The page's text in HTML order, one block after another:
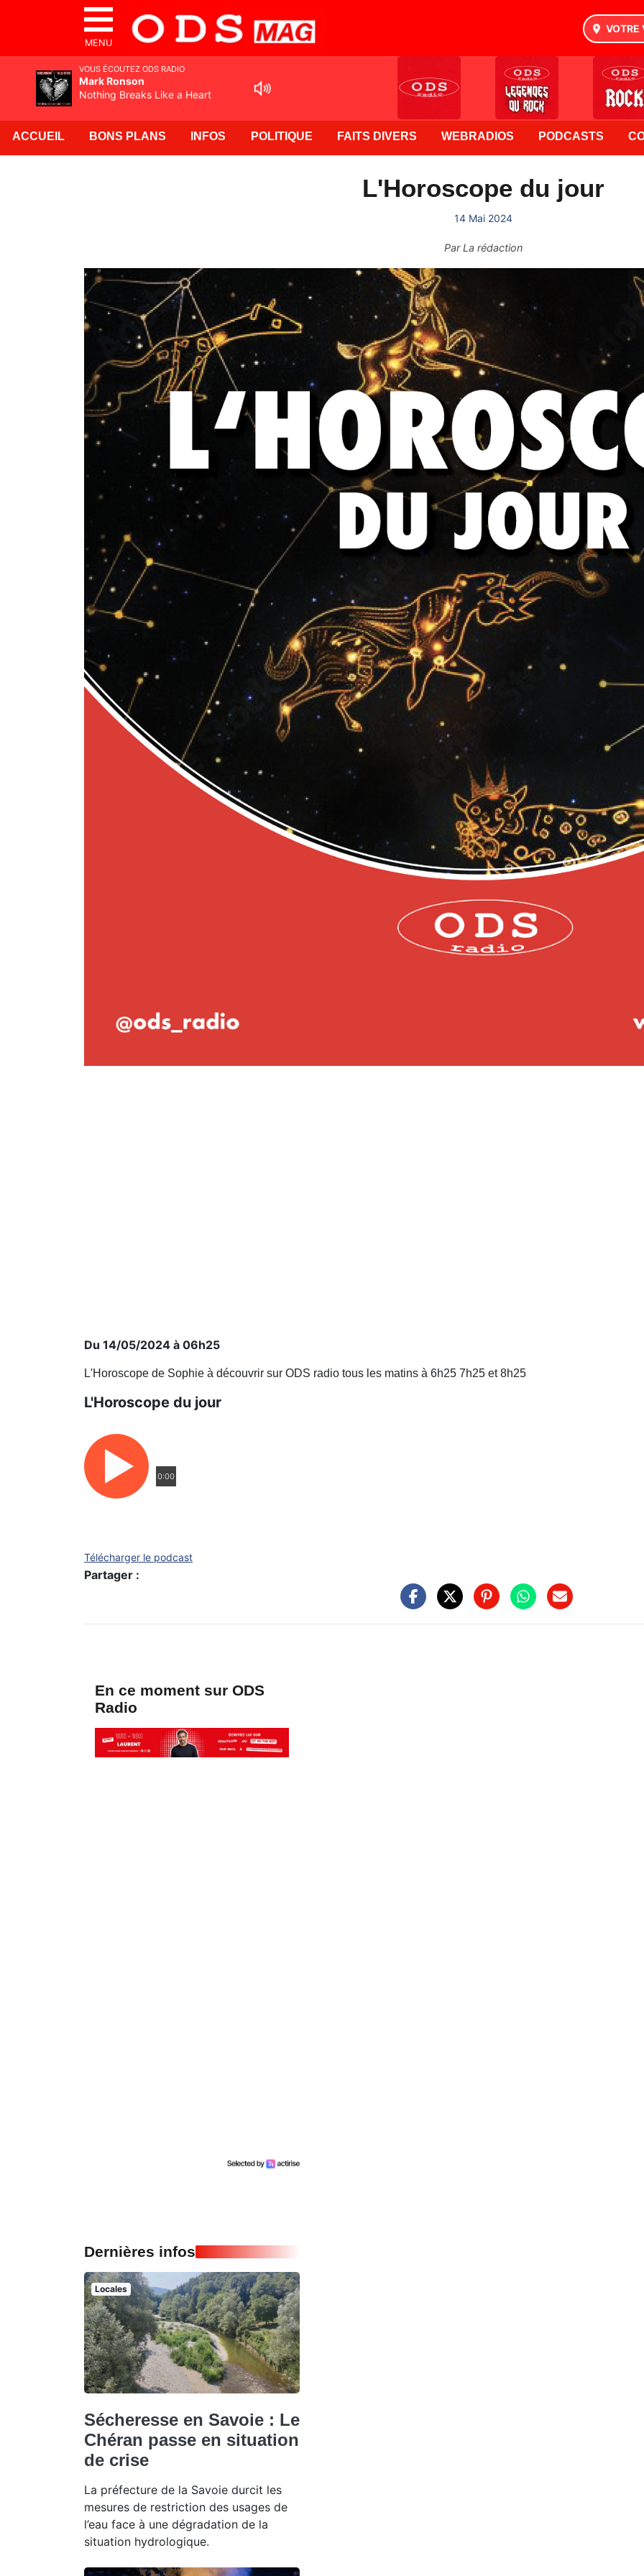
MENU
VOTRE
ACCUEIL BONS PLANS INFOS POLITIQUE FAITS DIVERS WEBRADIOS PODCASTS
L'Horoscope du jour
14 Mai 2024
ParLa rédaction
Du 14/05/2024 à 06h25
L'Horoscope de Sophie à découvrir sur ODS radio tous les matins à 6h25 7h25 et 8h25
L'Horoscope du jour
0:00
Télécharger le podcast
Partager :
En ce moment sur ODS
Radio
Dernières infos
Locales
Sécheresse en Savoie : Le
Chéran passe en situation
de crise
La préfecture de la Savoie durcit les
mesures de restriction des usages de
l’eau face à une dégradation de la
situation hydrologique.
VOUS ÉCOUTEZ ODS RADIO
Mark Ronson
Nothing Breaks Like a Heart